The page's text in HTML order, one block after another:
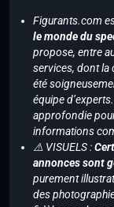
Figurants.com
le monde du
propose, entre
services, dont la
été
équipe
approfondie
informations
⚠️ VISUELS :
annonces sont
purement
des